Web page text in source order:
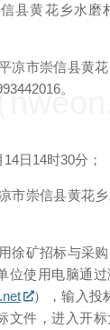
县黄花乡水磨
凉市崇信县黄
。
日14时30分；
市崇信县黄花
徐矿招标与采
位使用电脑通
），输入投
文件，进入开